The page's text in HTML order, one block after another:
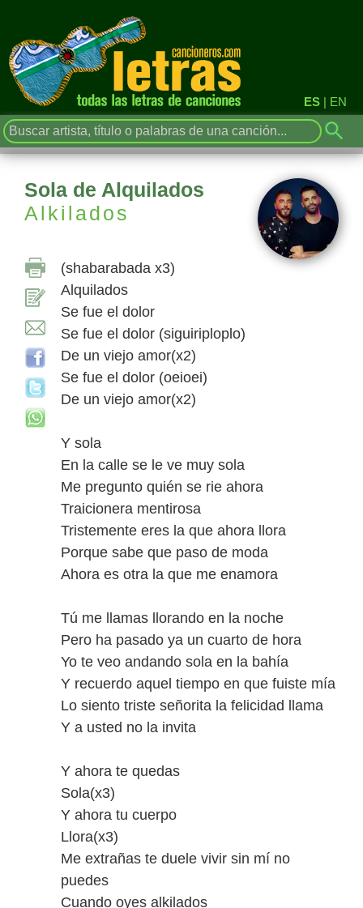
ES | EN
Sola de Alquilados
Alkilados
(shabarabada x3)
Alquilados
Se fue el dolor
Se fue el dolor (siguiriploplo)
De un viejo amor(x2)
Se fue el dolor (oeioei)
De un viejo amor(x2)
Y sola
En la calle se le ve muy sola
Me pregunto quién se rie ahora
Traicionera mentirosa
Tristemente eres la que ahora llora
Porque sabe que paso de moda
Ahora es otra la que me enamora
Tú me llamas llorando en la noche
Pero ha pasado ya un cuarto de hora
Yo te veo andando sola en la bahía
Y recuerdo aquel tiempo en que fuiste mía
Lo siento triste señorita la felicidad llama
Y a usted no la invita
Y ahora te quedas
Sola(x3)
Y ahora tu cuerpo
Llora(x3)
Me extrañas te duele vivir sin mí no
puedes
Cuando oyes alkilados